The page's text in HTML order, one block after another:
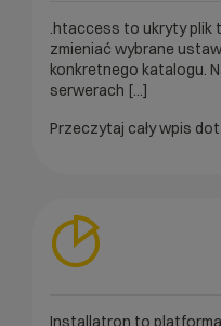
.htaccess to ukryty plik
zmieniać wybrane
konkretnego katalogu.
serwerach [...]
Przeczytaj cały wpis dot.
Installatron to